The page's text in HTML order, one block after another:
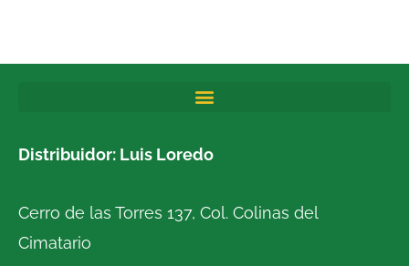
Distribuidor: Luis Loredo
Cerro de las Torres 137, Col. Colinas del
Cimatario